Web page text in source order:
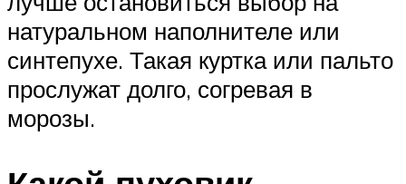
натуральном наполнителе или
синтепухе. Такая куртка или пальто
прослужат долго, согревая в
морозы.